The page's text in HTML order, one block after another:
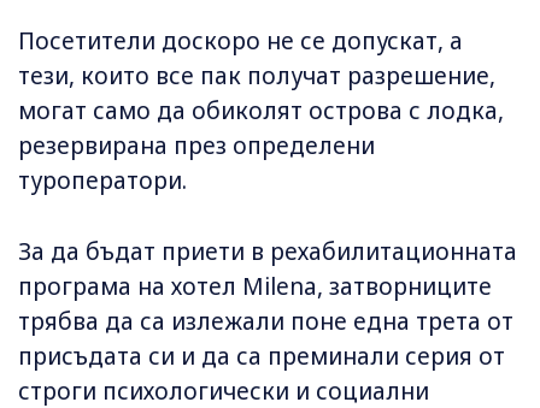
Посетители доскоро не се допускат, а
тези, които все пак получат разрешение,
могат само да обиколят острова с лодка,
резервирана през определени
туроператори.
За да бъдат приети в рехабилитационната
програма на хотел Milena, затворниците
трябва да са излежали поне една трета от
присъдата си и да са преминали серия от
строги психологически и социални